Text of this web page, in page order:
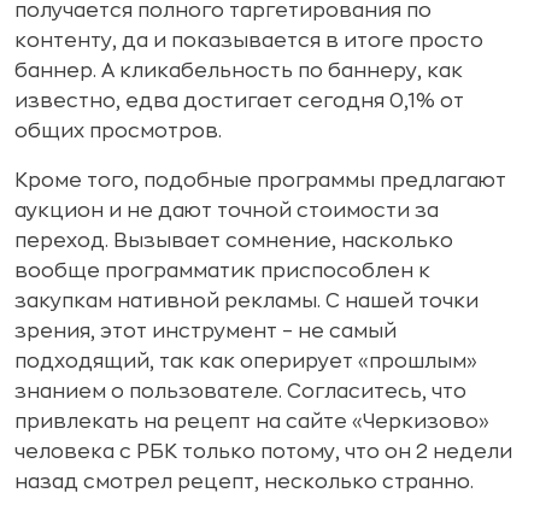
получается полного таргетирования по
контенту, да и показывается в итоге просто
баннер. А кликабельность по баннеру, как
известно, едва достигает сегодня 0,1% от
общих просмотров.
Кроме того, подобные программы предлагают
аукцион и не дают точной стоимости за
переход. Вызывает сомнение, насколько
вообще программатик приспособлен к
закупкам нативной рекламы. С нашей точки
зрения, этот инструмент – не самый
подходящий, так как оперирует «прошлым»
знанием о пользователе. Согласитесь, что
привлекать на рецепт на сайте «Черкизово»
человека с РБК только потому, что он 2 недели
назад смотрел рецепт, несколько странно.